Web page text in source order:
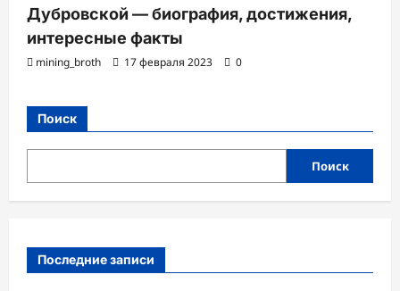
Дубровской — биография, достижения,
интересные факты
mining_broth 17 февраля 2023 0
Поиск
Поиск
Последние записи